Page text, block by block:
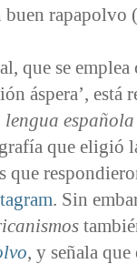
buen rapapolvo
que se emplea
áspera’, está
española
que eligió
que
. Sin
, y señala que